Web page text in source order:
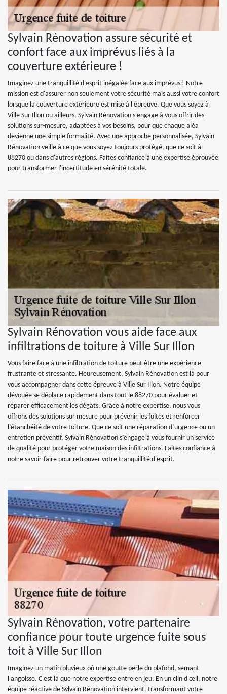
Sylvain Rénovation assure sécurité et
confort face aux imprévus liés à la
couverture extérieure !
Imaginez une tranquillité d'esprit inégalée face aux imprévus ! Notre
mission est d'assurer non seulement votre sécurité mais aussi votre confort
lorsque la couverture extérieure est mise à l'épreuve. Que vous soyez à
Ville Sur Illon ou ailleurs, Sylvain Rénovation s'engage à vous offrir des
solutions sur-mesure, adaptées à vos besoins, pour que chaque aléa
devienne une simple formalité. Avec une approche personnalisée, Sylvain
Rénovation veille à ce que vous soyez toujours protégé, que ce soit à
88270 ou dans d'autres régions. Faites confiance à une expertise éprouvée
pour transformer l'incertitude en sérénité totale.
Sylvain Rénovation vous aide face aux
infiltrations de toiture à Ville Sur Illon
Vous faire face à une infiltration de toiture peut être une expérience
frustrante et stressante. Heureusement, Sylvain Rénovation est là pour
vous accompagner dans cette épreuve à Ville Sur Illon. Notre équipe
dévouée se déplace rapidement dans tout le 88270 pour évaluer et
réparer efficacement les dégâts. Grâce à notre expertise, nous vous
offrons des solutions sur mesure pour prévenir les fuites et renforcer
l’étanchéité de votre toiture. Que ce soit une réparation d’urgence ou un
entretien préventif, Sylvain Rénovation s’engage à vous fournir un service
de qualité pour protéger votre maison des infiltrations. Faites confiance à
notre savoir-faire pour retrouver votre tranquillité d'esprit.
Sylvain Rénovation, votre partenaire
confiance pour toute urgence fuite sous
toit à Ville Sur Illon
Imaginez un matin pluvieux où une goutte perle du plafond, semant
l'angoisse. C'est là que notre expertise entre en jeu. En un clin d'œil, notre
équipe réactive de Sylvain Rénovation intervient, transformant votre